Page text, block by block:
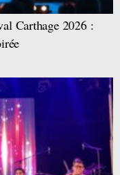
Carthage 2026 :